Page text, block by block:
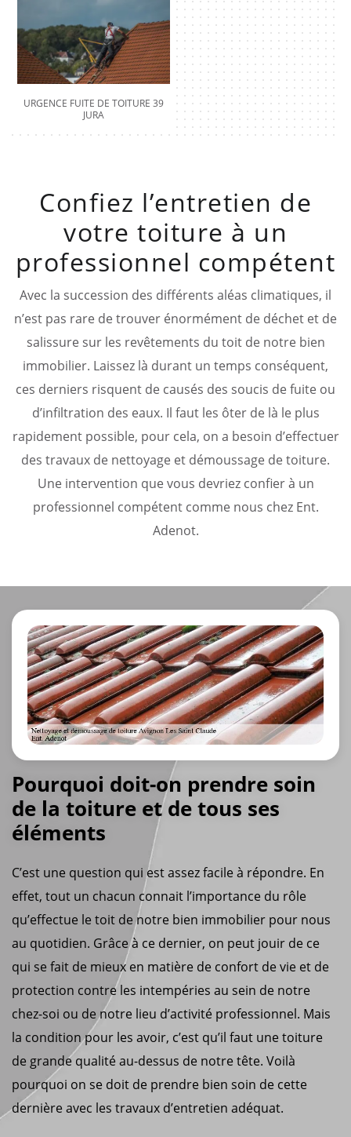
URGENCE FUITE DE TOITURE 39
JURA
Confiez l’entretien de
votre toiture à un
professionnel compétent
Avec la succession des différents aléas climatiques, il
n’est pas rare de trouver énormément de déchet et de
salissure sur les revêtements du toit de notre bien
immobilier. Laissez là durant un temps conséquent,
ces derniers risquent de causés des soucis de fuite ou
d’infiltration des eaux. Il faut les ôter de là le plus
rapidement possible, pour cela, on a besoin d’effectuer
des travaux de nettoyage et démoussage de toiture.
Une intervention que vous devriez confier à un
professionnel compétent comme nous chez Ent.
Adenot.
Pourquoi doit-on prendre soin
de la toiture et de tous ses
éléments
C’est une question qui est assez facile à répondre. En
effet, tout un chacun connait l’importance du rôle
qu’effectue le toit de notre bien immobilier pour nous
au quotidien. Grâce à ce dernier, on peut jouir de ce
qui se fait de mieux en matière de confort de vie et de
protection contre les intempéries au sein de notre
chez-soi ou de notre lieu d’activité professionnel. Mais
la condition pour les avoir, c’est qu’il faut une toiture
de grande qualité au-dessus de notre tête. Voilà
pourquoi on se doit de prendre bien soin de cette
dernière avec les travaux d’entretien adéquat.